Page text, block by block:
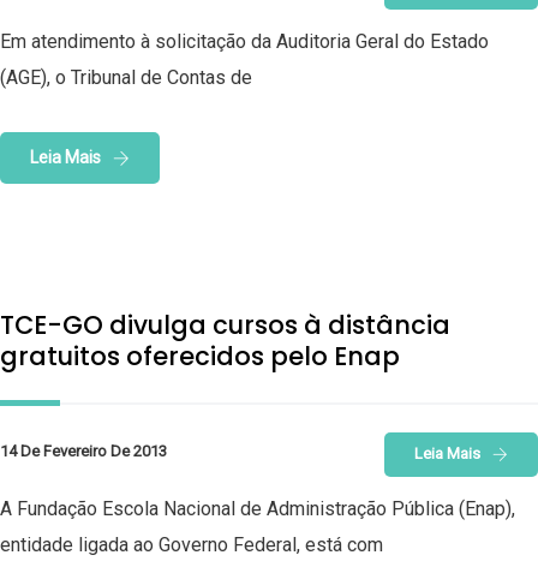
Em atendimento à solicitação da Auditoria Geral do Estado
(AGE), o Tribunal de Contas de
Leia Mais
TCE-GO divulga cursos à distância
gratuitos oferecidos pelo Enap
14 De Fevereiro De 2013 Leia Mais
A Fundação Escola Nacional de Administração Pública (Enap),
entidade ligada ao Governo Federal, está com